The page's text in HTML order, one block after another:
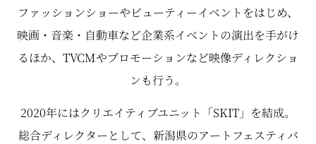
ファッションショーやビューティーイベントをはじめ、
映画・音楽・自動車など企業系イベントの演出を手がけ
るほか、TVCMやプロモーションなど映像ディレクショ
ンも行う。
2020年にはクリエイティブユニット「SKIT」を結成。
総合ディレクターとして、新潟県のアートフェスティバ